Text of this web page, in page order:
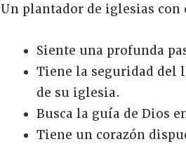
Un plantador de iglesias con
Siente una profunda
Tiene la seguridad del
de su iglesia.
Busca la guía de Dios
Tiene un corazón